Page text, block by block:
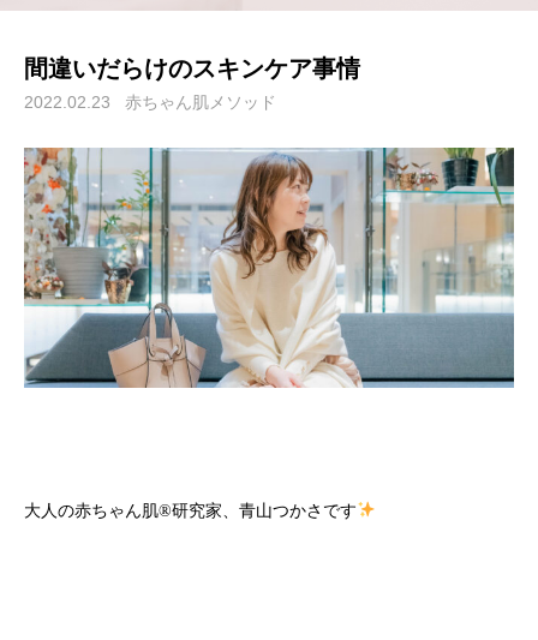
間違いだらけのスキンケア事情
2022.02.23 赤ちゃん肌メソッド
大人の赤ちゃん肌®️研究家、青山つかさです